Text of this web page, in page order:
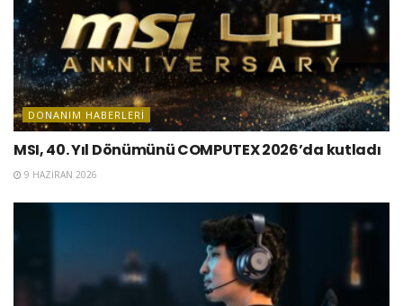
DONANIM HABERLERI
MSI, 40. Yıl Dönümünü COMPUTEX 2026’da kutladı
9 HAZIRAN 2026